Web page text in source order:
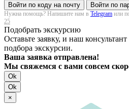
Войти по коду на почту
Войти по
Нужна помощь? Напишите нам в Telegram или
25
Подобрать экскурсию
Оставьте заявку, и наш
подбора экскурсии.
Ваша заявка отправлена!
Мы свяжемся с вами совсем
Ok
Ok
×